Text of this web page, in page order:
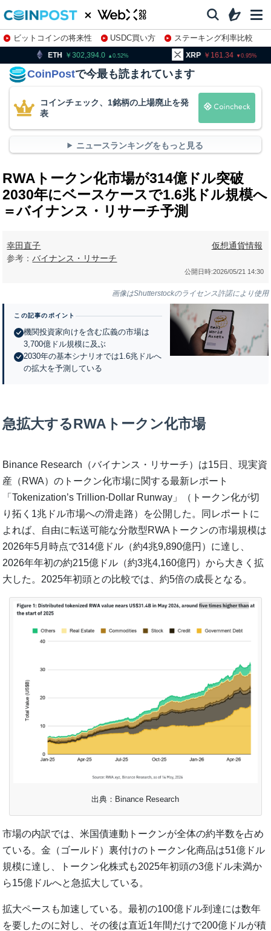
ビットコインの将来性 USDC買い方
ステーキング利率比較
株特集・関連銘柄
0.52 XRP 0.95 BNB
CoinPostで今最も読まれています
コインチェック、1銘柄の上場廃止を発
表
ニュースランキングをもっと見る
RWAトークン化市場が314億ドル突破
2030年にベースケースで1.6兆ドル規模へ
＝バイナンス・リサーチ予測
幸田直子
参考：バイナンス・リサーチ
仮想通貨情報
公開日時:2026/05/21 14:30
画像はShutterstockのライセンス許諾により使用
この記事のポイント
機関投資家向けを含む広義の市場は
3,700億ドル規模に及ぶ
2030年の基本シナリオでは1.6兆ドルへ
の拡大を予測している
急拡大するRWAトークン化市場
Binance Research（バイナンス・リサーチ）は15日、現実資
産（RWA）のトークン化市場に関する最新レポート
「Tokenization’s Trillion-Dollar Runway」（トークン化が切
り拓く1兆ドル市場への滑走路）を公開した。同レポートに
よれば、自由に転送可能な分散型RWAトークンの市場規模は
2026年5月時点で314億ドル（約4兆9,890億円）に達し、
2026年年初の約215億ドル（約3兆4,160億円）から大きく拡
大した。2025年初頭との比較では、約5倍の成長となる。
出典：Binance Research
市場の内訳では、米国債連動トークンが全体の約半数を占め
ている。金（ゴールド）裏付けのトークン化商品は51億ドル
規模に達し、トークン化株式も2025年初頭の3億ドル未満か
ら15億ドルへと急拡大している。
拡大ペースも加速している。最初の100億ドル到達には数年
を要したのに対し、その後は直近1年間だけで200億ドルが積